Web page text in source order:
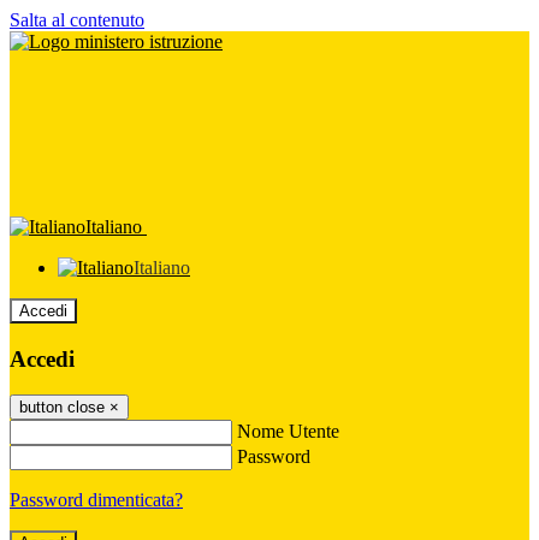
Salta al contenuto
Italiano
Italiano
Accedi
Accedi
button close ×
Nome Utente
Password
Password dimenticata?